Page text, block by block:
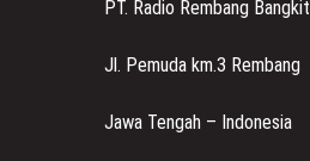
PT. Radio Rembang Bangkit
Jl. Pemuda km.3 Rembang
Jawa Tengah – Indonesia